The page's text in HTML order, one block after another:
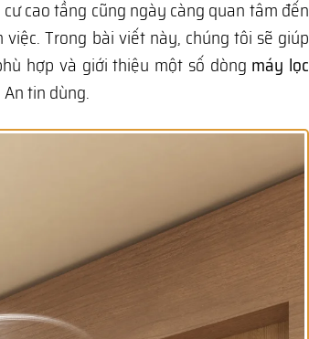
cao tầng cũng ngày càng quan tâm đến
Trong bài viết này, chúng tôi sẽ giúp
hợp và giới thiệu một số dòng máy lọc
tin dùng.